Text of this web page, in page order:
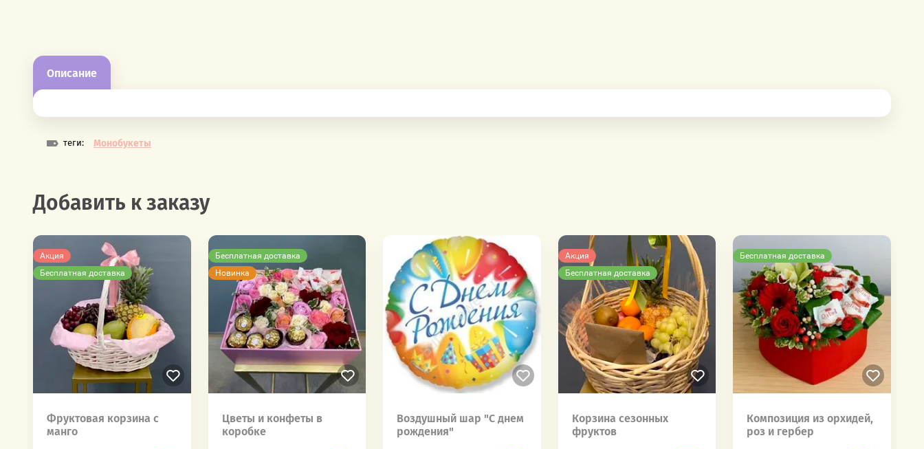
Описание
теги: Монобукеты
Добавить к заказу
Акция
Бесплатная доставка
Фруктовая корзина с
манго
Бесплатная доставка
Новинка
Цветы и конфеты в
коробке
Воздушный шар "С днем
рождения"
Акция
Бесплатная доставка
Корзина сезонных
фруктов
Бесплатная доставка
Композиция из орхидей,
роз и гербер